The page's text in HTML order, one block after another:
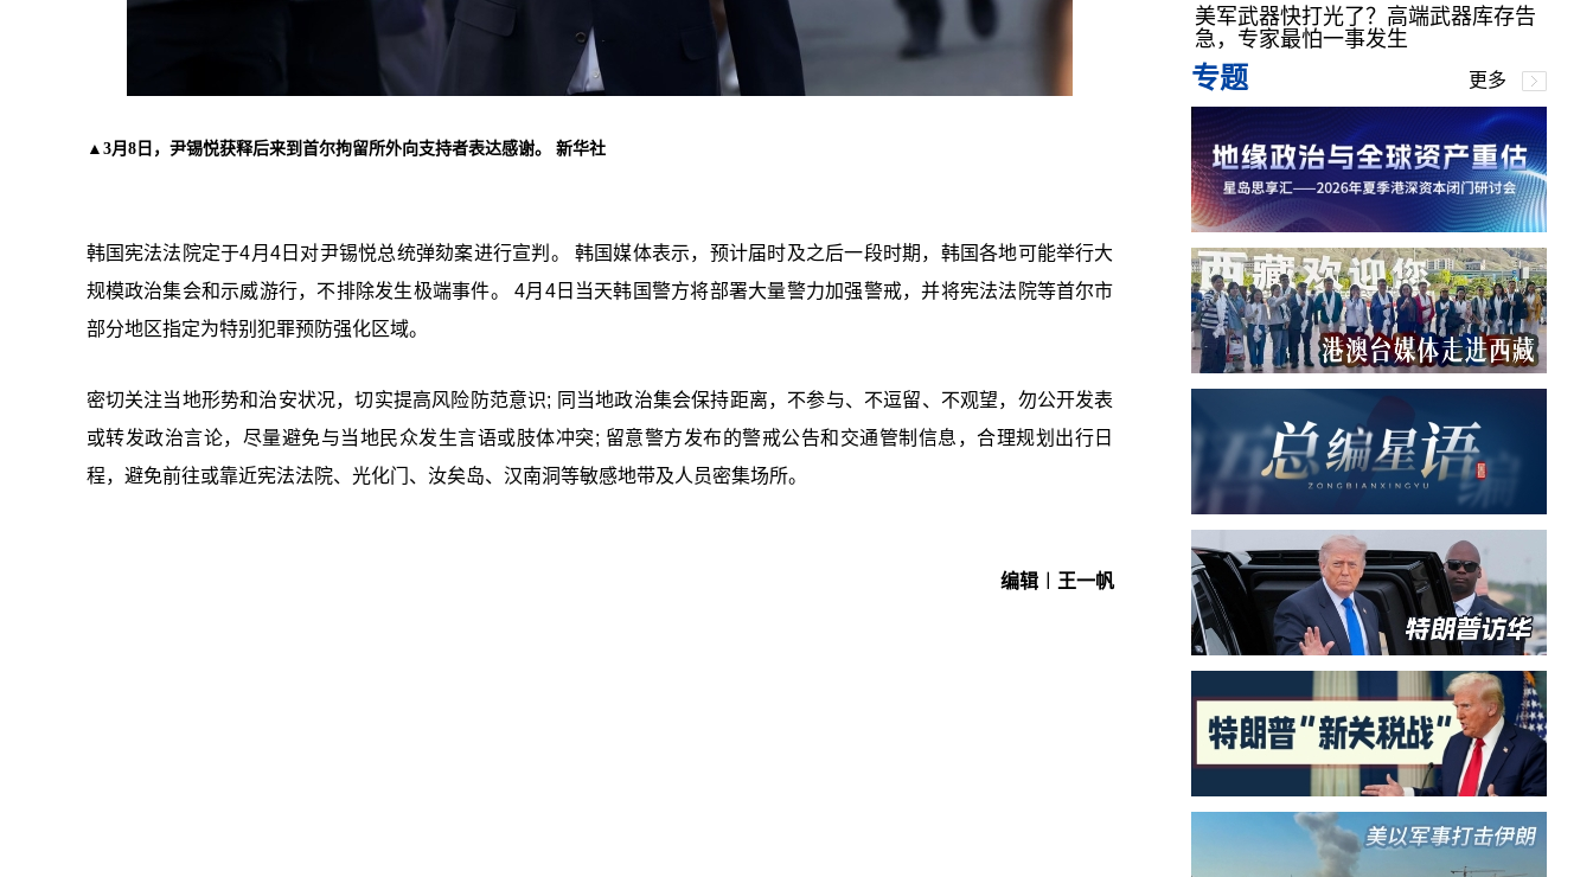
▲3月8日，尹锡悦获释后来到首尔拘留所外向支持者表达感谢。 新华社
韩国宪法法院定于4月4日对尹锡悦总统弹劾案进行宣判。 韩国媒体表示，预计届时及之后一段时期，韩国各地可能举行大
规模政治集会和示威游行，不排除发生极端事件。 4月4日当天韩国警方将部署大量警力加强警戒，并将宪法法院等首尔市
部分地区指定为特别犯罪预防强化区域。
密切关注当地形势和治安状况，切实提高风险防范意识; 同当地政治集会保持距离，不参与、不逗留、不观望，勿公开发表
或转发政治言论，尽量避免与当地民众发生言语或肢体冲突; 留意警方发布的警戒公告和交通管制信息，合理规划出行日
程，避免前往或靠近宪法法院、光化门、汝矣岛、汉南洞等敏感地带及人员密集场所。
编辑︱王一帆
美军武器快打光了？高端武器库存告
急，专家最怕一事发生
专题 更多